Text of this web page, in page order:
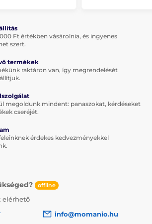
Ft értékben vásárolnia, és ingyenes
szert.
termékek
raktáron van, így megrendelését
megoldunk mindent: panaszokat, kérdéseket
cseréjét.
érdekes kedvezményekkel
offline
elérhető
info@momanio.hu